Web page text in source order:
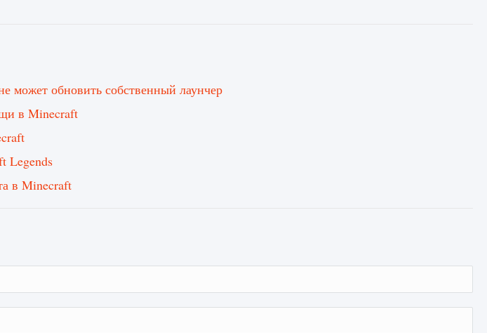
может обновить собственный лаунчер
в Minecraft
Legends
в Minecraft